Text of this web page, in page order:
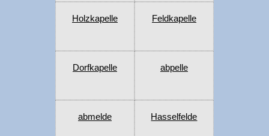
Holzkapelle Feldkapelle
Dorfkapelle abpelle
abmelde Hasselfelde